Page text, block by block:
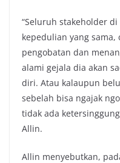
“Seluruh stakeholder
kepedulian yang
pengobatan dan
alami gejala dia akan
diri. Atau kalaupun
sebelah bisa ngajak
tidak ada
Allin.
Allin menyebutkan,